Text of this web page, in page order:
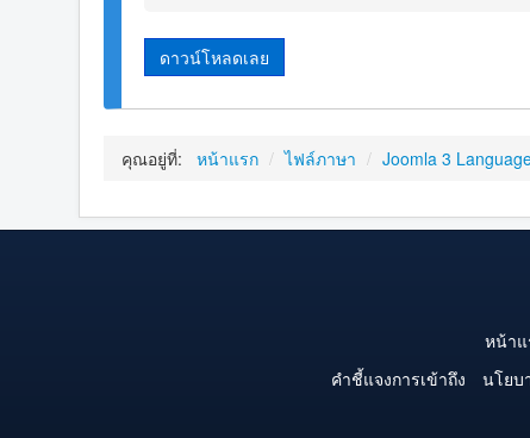
ดาวน์โหลดเลย
คุณอยู่ที่: หน้าแรก / ไฟล์ภาษา / Joomla 3
หน้าแ
คำชี้แจงการเข้าถึง
นโยบ